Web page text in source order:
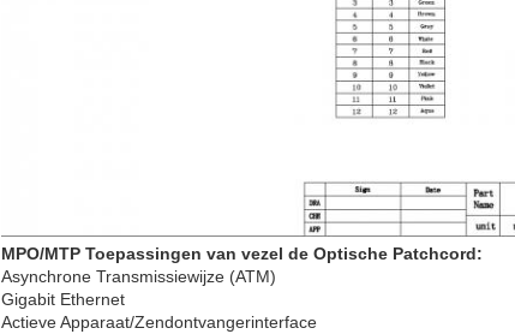
MPO/MTP Toepassingen van vezel de Optische Patchcord:
Asynchrone Transmissiewijze (ATM)
Gigabit Ethernet
Actieve Apparaat/Zendontvangerinterface